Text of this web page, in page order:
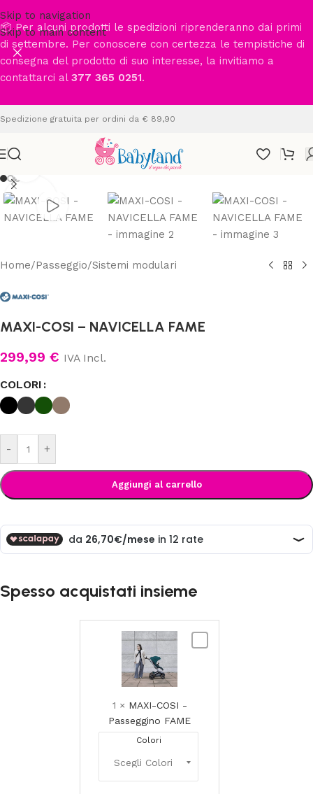
Skip to navigation
Skip to main content
📦 Per alcuni prodotti le spedizioni riprenderanno dai primi
di settembre. Per conoscere con certezza le tempistiche di
consegna del prodotto di suo interesse, la invitiamo a
contattarci al 377 365 0251.
Spedizione gratuita per ordini da € 89,90
Clicca per ingrandire
Home/Passeggio/Sistemi modulari
MAXI-COSI – NAVICELLA FAME
299,99 € IVA Incl.
COLORI
- +
Aggiungi al carrello
Spesso acquistati insieme
1 × MAXI-COSI -
Passeggino FAME
Colori